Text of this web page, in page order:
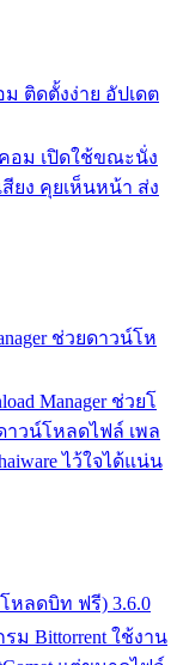
ติดตั้งง่าย อัปเดต
อม เปิดใช้ขณะนั่ง
ยง คุยเห็นหน้า ส่ง
ช่วยดาวน์โห
Manager ช่วยโ
าวน์โหลดไฟล์ เพล
ไว้ใจได้แน่น
หลดบิท ฟรี) 3.6.0
ม Bittorrent ใช้งาน